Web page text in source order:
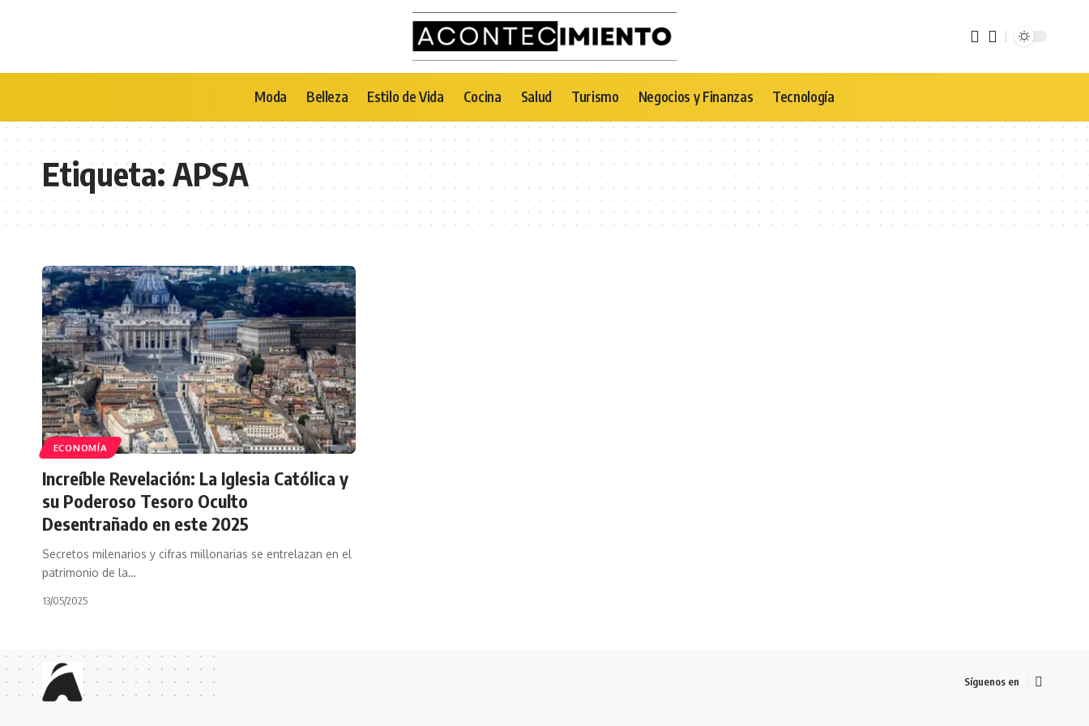
Moda Belleza Estilo de Vida Cocina Salud Turismo Negocios y Finanzas Tecnología
Etiqueta: APSA
ECONOMÍA
Increíble Revelación: La Iglesia Católica y
su Poderoso Tesoro Oculto
Desentrañado en este 2025
Secretos milenarios y cifras millonarias se entrelazan en el
patrimonio de la…
13/05/2025
Síguenos en